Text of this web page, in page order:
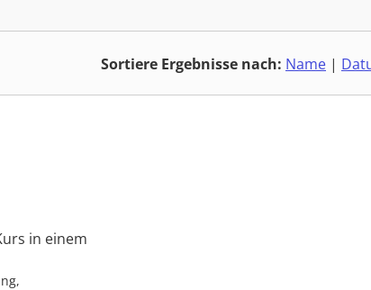
Sortiere Ergebnisse nach: Name |
in einem